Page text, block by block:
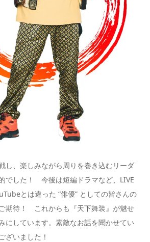
し、楽しみながら周りを巻き込むリーダ
でした！ 今後は短編ドラマなど、LIVE
とは違った “俳優” としての皆さんの
期待！ これからも『天下舞装』が魅せ
にしています。素敵なお話を聞かせてい
ざいました！